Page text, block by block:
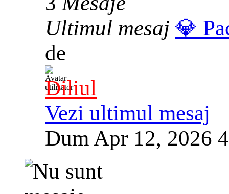
Ultimul mesaj 💎
de
Diliul
Vezi ultimul mesaj
Dum Apr 12, 2026